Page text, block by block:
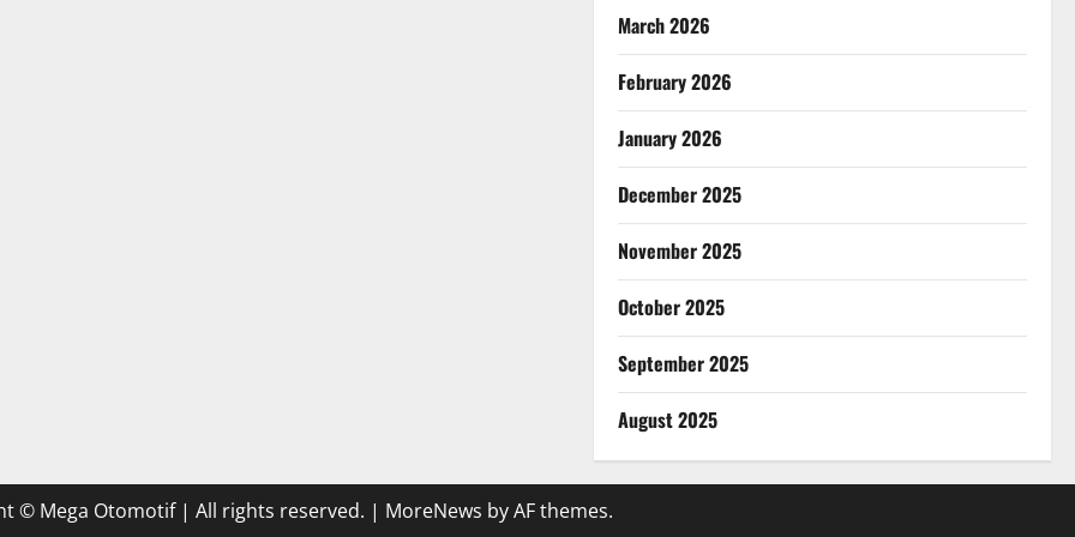
March 2026
February 2026
January 2026
December 2025
November 2025
October 2025
September 2025
August 2025
© Mega Otomotif | All rights reserved. | MoreNews by AF themes.